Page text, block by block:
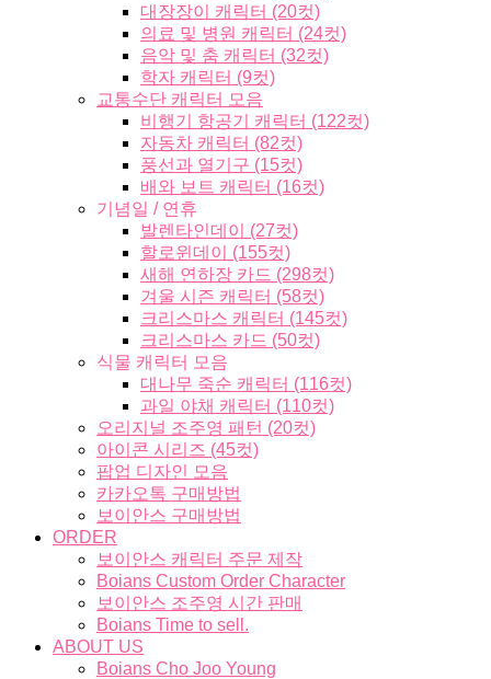
대장장이 캐릭터 (20컷)
의료 및 병원 캐릭터 (24컷)
음악 및 춤 캐릭터 (32컷)
학자 캐릭터 (9컷)
교통수단 캐릭터 모음
비행기 항공기 캐릭터 (122컷)
자동차 캐릭터 (82컷)
풍선과 열기구 (15컷)
배와 보트 캐릭터 (16컷)
기념일 / 연휴
발렌타인데이 (27컷)
할로윈데이 (155컷)
새해 연하장 카드 (298컷)
겨울 시즌 캐릭터 (58컷)
크리스마스 캐릭터 (145컷)
크리스마스 카드 (50컷)
식물 캐릭터 모음
대나무 죽순 캐릭터 (116컷)
과일 야채 캐릭터 (110컷)
오리지널 조주영 패턴 (20컷)
아이콘 시리즈 (45컷)
팝업 디자인 모음
카카오톡 구매방법
보이안스 구매방법
ORDER
보이안스 캐릭터 주문 제작
Boians Custom Order Character
보이안스 조주영 시간 판매
Boians Time to sell.
ABOUT US
Boians Cho Joo Young